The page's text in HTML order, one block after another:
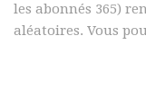
les abonnés 365)
aléatoires. Vous